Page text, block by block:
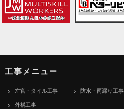
工事メニュー
左官・タイル工事 防水・雨漏り工事
外構工事